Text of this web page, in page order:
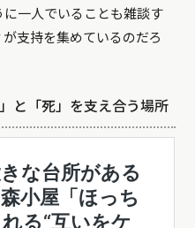
一人でいることも雑談す
支持を集めているのだろ
と「死」を支え合う場所